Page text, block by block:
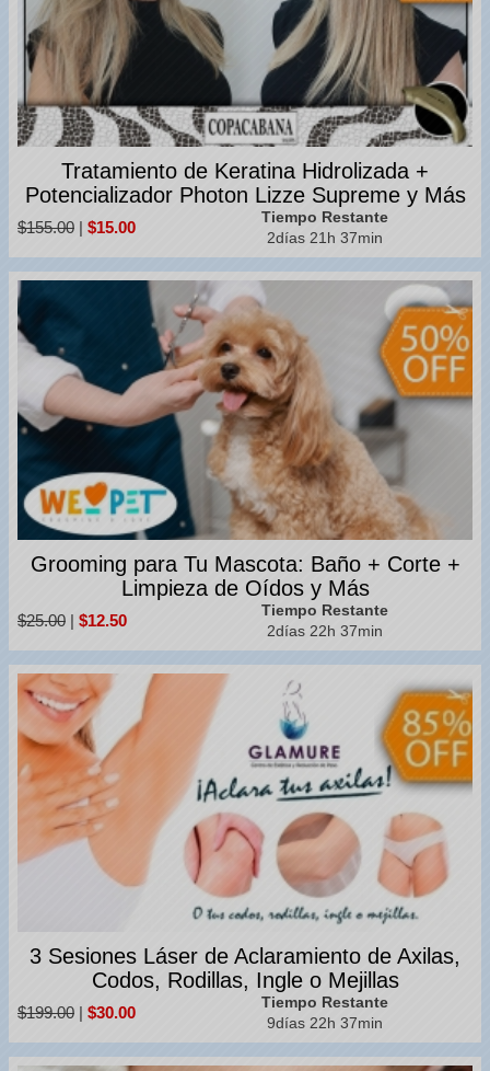
Tratamiento de Keratina Hidrolizada +
Potencializador Photon Lizze Supreme y Más
$155.00 | $15.00
Tiempo Restante
2días 21h 37min
Grooming para Tu Mascota: Baño + Corte +
Limpieza de Oídos y Más
$25.00 | $12.50
Tiempo Restante
2días 22h 37min
3 Sesiones Láser de Aclaramiento de Axilas,
Codos, Rodillas, Ingle o Mejillas
$199.00 | $30.00
Tiempo Restante
9días 22h 37min